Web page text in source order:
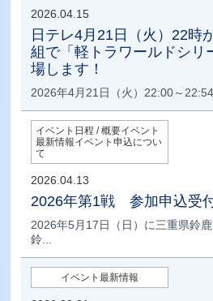
2026.04.15
日テレ4月21日（火）22時
組で「軽トラワールドシリ
場します！
2026年4月21日（火）22:00～22:54
イベント日程 / 概要イベント
最新情報イベント申込につい
て
2026.04.13
2026年第1戦 参加申込受
2026年5月17日（日）に三重県鈴
鈴...
イベント最新情報